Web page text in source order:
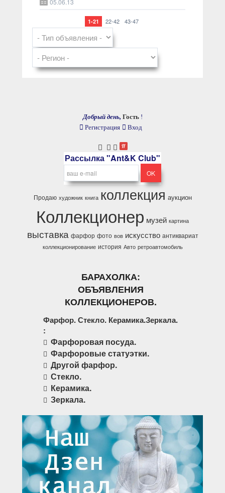
05.06.13
1-21 22-42 43-47
Добрый день, Гость !
Регистрация
Вход
Рассылка "Ant&K Club"
Продаю художник книга коллекция аукцион
Коллекционер музей картина
выставка фарфор фото вов искусство антиквариат
коллекционирование история Авто ретроавтомобиль
БАРАХОЛКА:
ОБЪЯВЛЕНИЯ
КОЛЛЕКЦИОНЕРОВ.
Фарфор. Стекло. Керамика.Зеркала.
:
Фарфоровая посуда.
Фарфоровые статуэтки.
Другой фарфор.
Стекло.
Керамика.
Зеркала.